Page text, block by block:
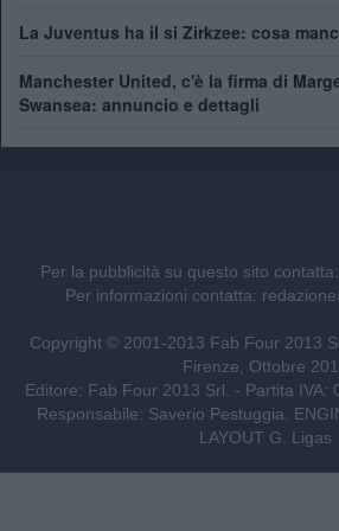
La Juventus ha il si Zirkzee: cosa
Manchester United, c'è la firma di
Swansea: annuncio e dettagli
Per la pubblicità su questo sito contatta:
Per informazioni contatta:
Copyright © 2001-2013 Fab Four 2013
Firenze, Ottobre
Editore: Fab Four 2013 Srl. - Partita IVA:
Responsabile: Saverio Pestuggia.
LAYOUT G. Ligas